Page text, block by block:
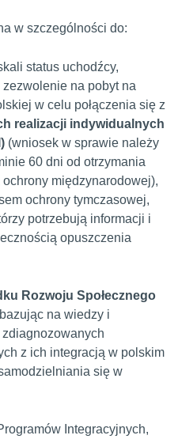
w szczególności do:
status uchodźcy,
na pobyt na
w celu połączenia się z
realizacji indywidualnych
(wniosek w sprawie należy
60 dni od otrzymania
międzynarodowej),
ochrony tymczasowej,
potrzebują informacji i
opuszczenia
Rozwoju Społecznego
na wiedzy i
z ich integracją w polskim
się w
Integracyjnych,